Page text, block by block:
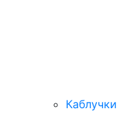
Каблучки